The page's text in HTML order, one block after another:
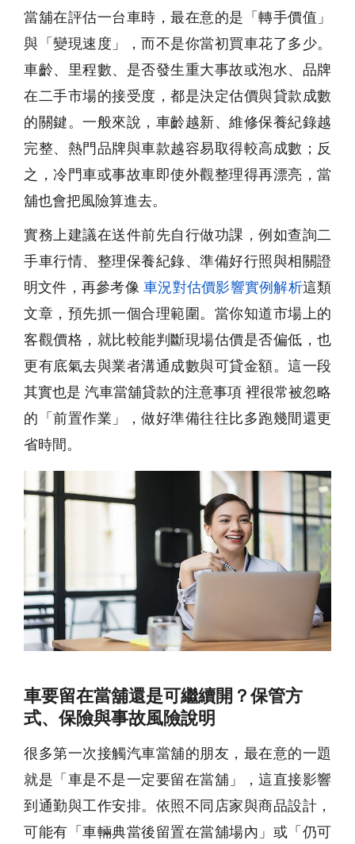
當舖在評估一台車時，最在意的是「轉手價值」
與「變現速度」，而不是你當初買車花了多少。
車齡、里程數、是否發生重大事故或泡水、品牌
在二手市場的接受度，都是決定估價與貸款成數
的關鍵。一般來說，車齡越新、維修保養紀錄越
完整、熱門品牌與車款越容易取得較高成數；反
之，冷門車或事故車即使外觀整理得再漂亮，當
舖也會把風險算進去。
實務上建議在送件前先自行做功課，例如查詢二
手車行情、整理保養紀錄、準備好行照與相關證
明文件，再參考像 車況對估價影響實例解析這類
文章，預先抓一個合理範圍。當你知道市場上的
客觀價格，就比較能判斷現場估價是否偏低，也
更有底氣去與業者溝通成數與可貸金額。這一段
其實也是 汽車當舖貸款的注意事項 裡很常被忽略
的「前置作業」，做好準備往往比多跑幾間還更
省時間。
車要留在當舖還是可繼續開？保管方
式、保險與事故風險說明
很多第一次接觸汽車當舖的朋友，最在意的一題
就是「車是不是一定要留在當舖」，這直接影響
到通勤與工作安排。依照不同店家與商品設計，
可能有「車輛典當後留置在當舖場內」或「仍可